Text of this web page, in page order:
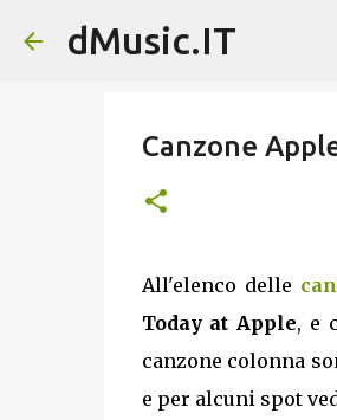
dMusic.IT
Canzone
All'elenco delle
Today at Apple, e
canzone colonna
e per alcuni spot